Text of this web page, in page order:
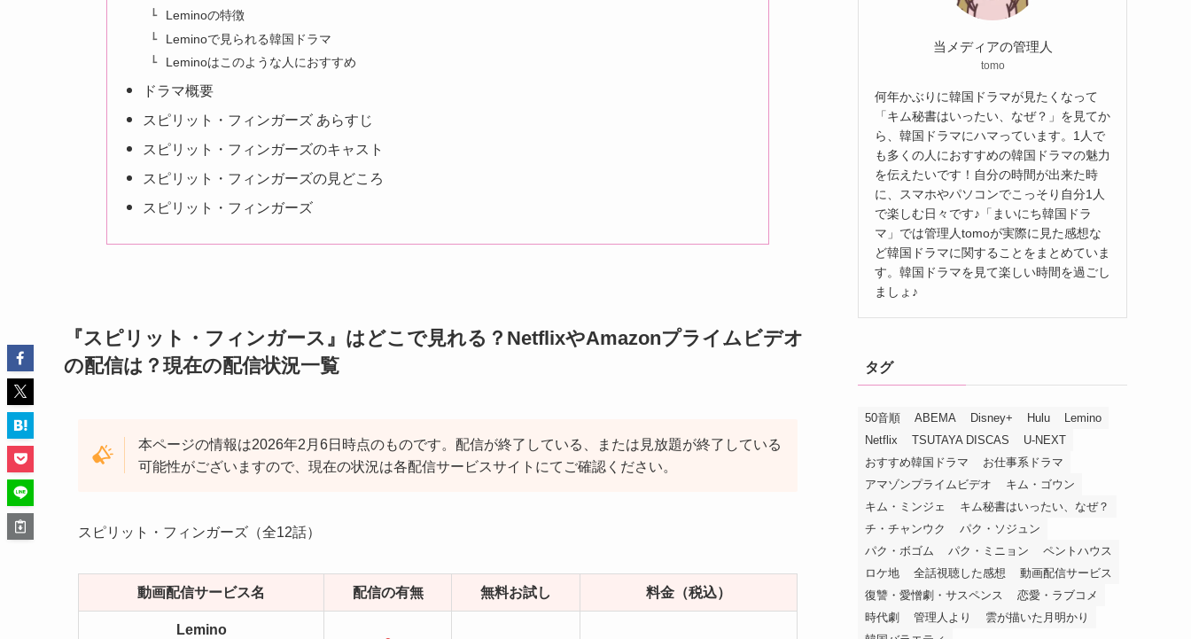
Leminoの特徴
Leminoで見られる韓国ドラマ
Leminoはこのような人におすすめ
ドラマ概要
スピリット・フィンガーズ あらすじ
スピリット・フィンガーズのキャスト
スピリット・フィンガーズの見どころ
スピリット・フィンガーズ
『スピリット・フィンガース』はどこで見れる？NetflixやAmazonプライムビデオ
の配信は？現在の配信状況一覧
本ページの情報は2026年2月6日時点のものです。配信が終了している、または見放題が終了している
可能性がございますので、現在の状況は各配信サービスサイトにてご確認ください。
スピリット・フィンガーズ（全12話）
動画配信サービス名 配信の有無 無料お試し 料金（税込）
Lemino
当メディアの管理人
tomo
何年かぶりに韓国ドラマが見たくなって
「キム秘書はいったい、なぜ？」を見てか
ら、韓国ドラマにハマっています。1人で
も多くの人におすすめの韓国ドラマの魅力
を伝えたいです！自分の時間が出来た時
に、スマホやパソコンでこっそり自分1人
で楽しむ日々です♪「まいにち韓国ドラ
マ」では管理人tomoが実際に見た感想な
ど韓国ドラマに関することをまとめていま
す。韓国ドラマを見て楽しい時間を過ごし
ましょ♪
タグ
50音順 ABEMA Disney+ Hulu
Lemino
Netflix
TSUTAYA DISCAS
U-NEXT
おすすめ韓国ドラマ
お仕事系ドラマ
アマゾンプライムビデオ
キム・ゴウン
キム・ミンジェ
キム秘書はいったい、なぜ？
チ・チャンウク
パク・ソジュン
パク・ボゴム
パク・ミニョン
ペントハウス
ロケ地
全話視聴した感想
動画配信サービス
復讐・愛憎劇・サスペンス
恋愛・ラブコメ
時代劇
管理人より
雲が描いた月明かり